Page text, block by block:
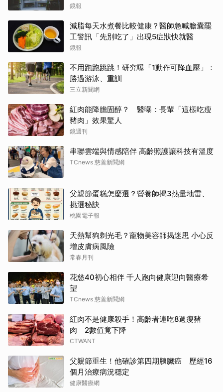
鏡報
減脂每天水煮餐比較健康？醫師急喊膽囊罷
工警訊「先別吃了」出現5症狀快就醫
鏡報
不用跑跑跳跳！研究曝「1動作可降血壓」：
勝過游泳、重訓
三立新聞網
紅肉能降膽固醇？ 醫曝：長輩「這樣吃瘦
豬肉」效果驚人
鏡週刊
串聯雲端與情感陪伴 高齡照護讓科技有溫度
TCnews 慈善新聞網
父親節蛋糕怎麼選？營養師揭3熱量地雷、
挑選秘訣
桃園電子報
天熱幫狗剃光毛？寵物美容師揭迷思 小心反
增皮膚病風險
常春月刊
花慈40初心相伴 千人跑向健康迎向醫療希
望
TCnews 慈善新聞網
紅肉不是健康殺手！高齡者連吃8週瘦豬
肉 2數值竟下降
CTWANT
父親節重生！他確診第四期胰臟癌 歷經16
個月治療病況穩定
健康醫療網